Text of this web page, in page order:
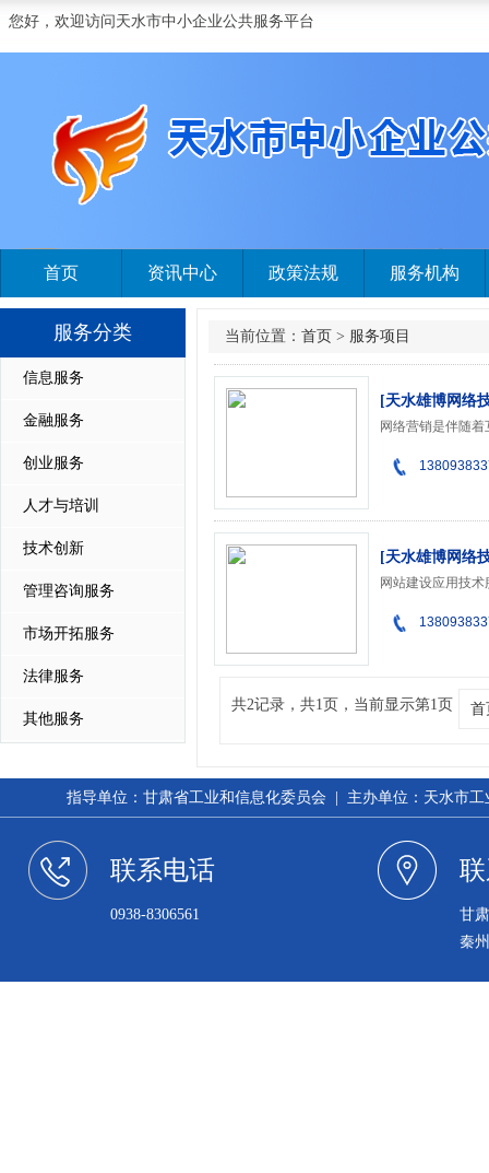
您好，欢迎访问天水市中小企业公共服务平台
首页 资讯中心 政策法规 服务机构
服务分类
信息服务
金融服务
创业服务
人才与培训
技术创新
管理咨询服务
市场开拓服务
法律服务
其他服务
当前位置： 首页 > 服务项目
[天水雄博网络
[天水雄博网络
共2记录，共1页，当前显示第1页 首
指导单位：甘肃省工业和信息化委员会 | 主办单位：天水市
联系电话
0938-8306561
甘
秦